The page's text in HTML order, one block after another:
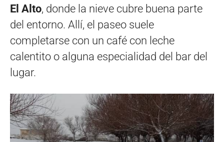
El Alto, donde la nieve cubre buena parte
del entorno. Allí, el paseo suele
completarse con un café con leche
calentito o alguna especialidad del bar del
lugar.